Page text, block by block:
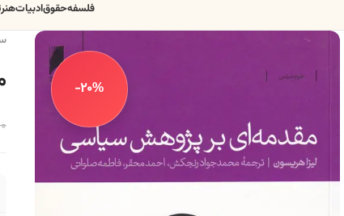
فلسفهحقوقادبیاتهنر
-20%